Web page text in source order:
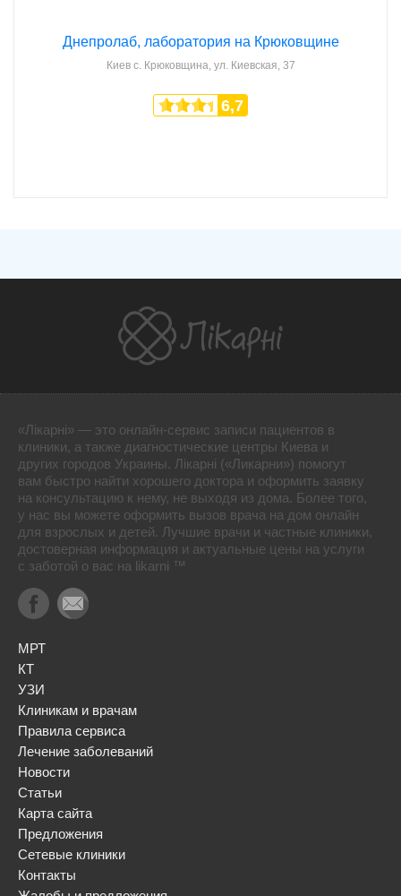
Днепролаб, лаборатория на Крюковщине
Киев с. Крюковщина, ул. Киевская, 37
6,7
«Лікарні» — это онлайн-сервис записи пациентов в
клиники, а также диагностические центры Киева и
других городов Украины. Лікарні («Ликарни») помогут
вам быстро найти хорошего доктора и оформить заявку
на консультацию к нему, не выходя из дома. Более того,
у нас вы можете оформить вызов врача на дом онлайн
для взрослых и детей. Лучшие врачи и частные клиники,
достоверная информация и актуальные цены на услуги
с заботой о вас на likarni ™
МРТ
КТ
УЗИ
Клиникам и врачам
Правила сервиса
Лечение заболеваний
Новости
Статьи
Карта сайта
Предложения
Сетевые клиники
Контакты